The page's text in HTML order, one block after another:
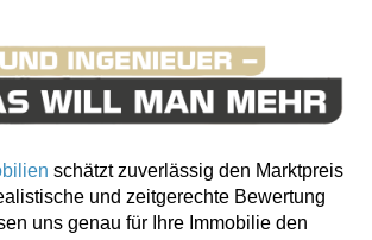
schätzt zuverlässig den Marktpreis
und zeitgerechte Bewertung
uns genau für Ihre Immobilie den